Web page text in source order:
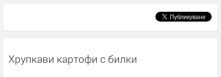
Хрупкави картофи с билки